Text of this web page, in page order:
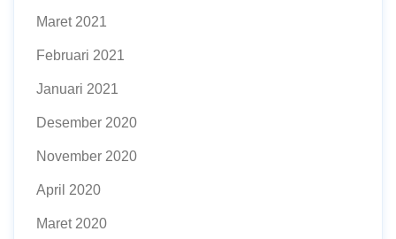
Maret 2021
Februari 2021
Januari 2021
Desember 2020
November 2020
April 2020
Maret 2020